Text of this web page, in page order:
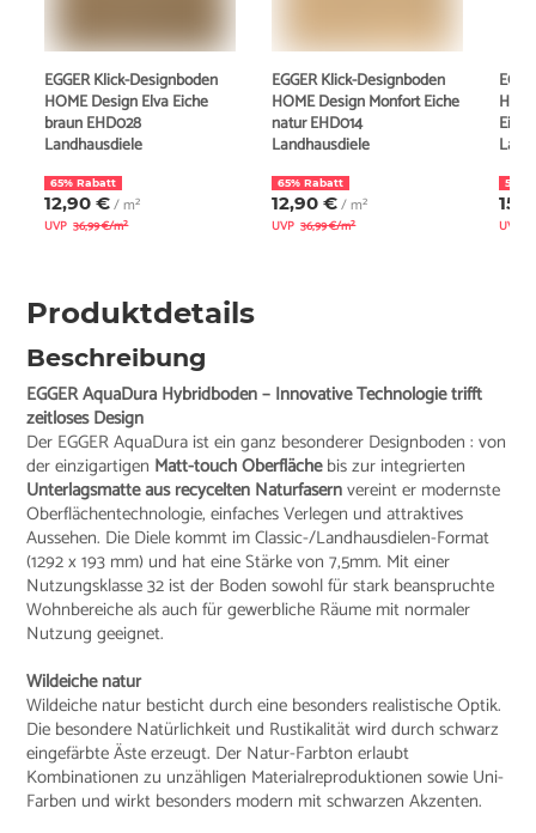
EGGER Klick-Designboden
HOME Design Elva Eiche
braun EHD028
Landhausdiele
65% Rabatt
12,90 €/ m²
UVP 36,99 €/m²
EGGER Klick-Designboden
HOME Design Monfort Eiche
natur EHD014
Landhausdiele
65% Rabatt
12,90 €/ m²
UVP 36,99 €/m²
57%
UVP
Produktdetails
Beschreibung
EGGER AquaDura Hybridboden – Innovative Technologie trifft
zeitloses Design
Der EGGER AquaDura ist ein ganz besonderer Designboden : von
der einzigartigen Matt-touch Oberflächebis zur integrierten
Unterlagsmatte aus recycelten Naturfasernvereint er modernste
Oberflächentechnologie, einfaches Verlegen und attraktives
Aussehen. Die Diele kommt im Classic-/Landhausdielen-Format
(1292 x 193 mm) und hat eine Stärke von 7,5mm. Mit einer
Nutzungsklasse 32 ist der Boden sowohl für stark beanspruchte
Wohnbereiche als auch für gewerbliche Räume mit normaler
Nutzung geeignet.
Wildeiche natur
Wildeiche natur besticht durch eine besonders realistische Optik.
Die besondere Natürlichkeit und Rustikalität wird durch schwarz
eingefärbte Äste erzeugt. Der Natur-Farbton erlaubt
Kombinationen zu unzähligen Materialreproduktionen sowie Uni-
Farben und wirkt besonders modern mit schwarzen Akzenten.